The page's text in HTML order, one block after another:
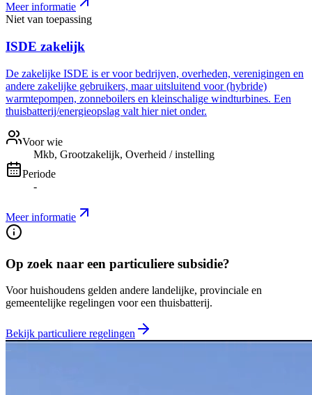
Meer informatie
Niet van toepassing
ISDE zakelijk
De zakelijke ISDE is er voor bedrijven, overheden, verenigingen en
andere zakelijke gebruikers, maar uitsluitend voor (hybride)
warmtepompen, zonneboilers en kleinschalige windturbines. Een
thuisbatterij/energieopslag valt hier niet onder.
Voor wie
Mkb, Grootzakelijk, Overheid / instelling
Periode
-
Meer informatie
Op zoek naar een particuliere subsidie?
Voor huishoudens gelden andere landelijke, provinciale en
gemeentelijke regelingen voor een thuisbatterij.
Bekijk particuliere regelingen